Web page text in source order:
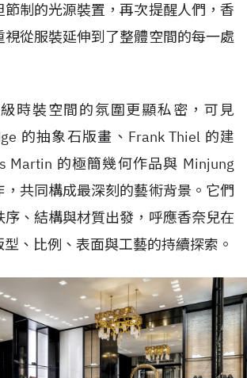
節制的光源裝置，再次提醒人們，香
視從服裝延伸到了整體空間的每一處
時裝空間的氛圍更顯私密，可見
的抽象石版畫、Frank Thiel 的建
Martin 的極簡幾何作品與 Minjung
，共同構成最深刻的藝術背景。它們
、結構與材質出發，呼應香奈兒在
、比例、表面與工藝的持續探索。